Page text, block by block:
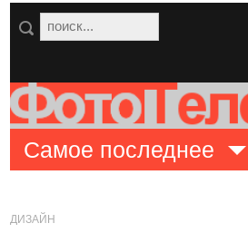
Самое последнее
ДИЗАЙН